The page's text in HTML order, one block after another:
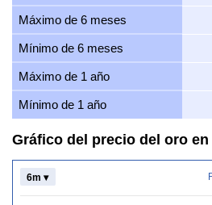
Máximo de 6 meses
Mínimo de 6 meses
Máximo de 1 año
Mínimo de 1 año
Gráfico del precio del oro en
6m ▾